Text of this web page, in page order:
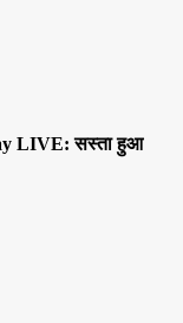
LIVE: सस्ता हुआ